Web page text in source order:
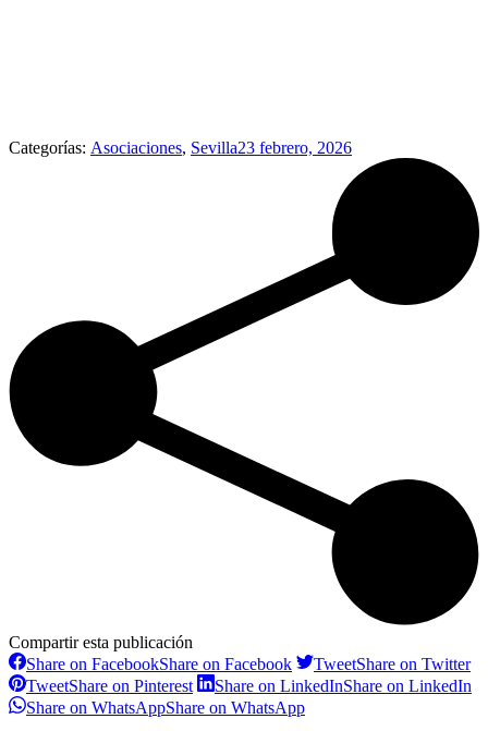
Categorías: Asociaciones, Sevilla23 febrero, 2026
Compartir esta publicación
Share on FacebookShare on Facebook TweetShare on Twitter
TweetShare on Pinterest Share on LinkedInShare on LinkedIn
Share on WhatsAppShare on WhatsApp